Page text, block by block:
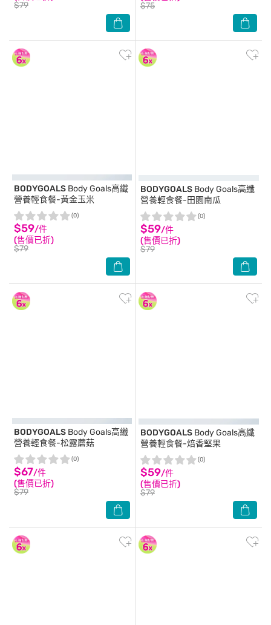
$79
$75
BODYGOALS Body Goals高纖
營養輕食餐-黃金玉米
$59/件
(售價已折)
$79
(0)
BODYGOALS Body Goals高纖
營養輕食餐-田園南瓜
$59/件
(售價已折)
$79
(0)
BODYGOALS Body Goals高纖
營養輕食餐-松露蘑菇
$67/件
(售價已折)
$79
(0)
BODYGOALS Body Goals高纖
營養輕食餐-焙香堅果
$59/件
(售價已折)
$79
(0)